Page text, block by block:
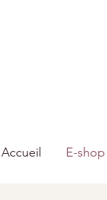
Accueil E-shop